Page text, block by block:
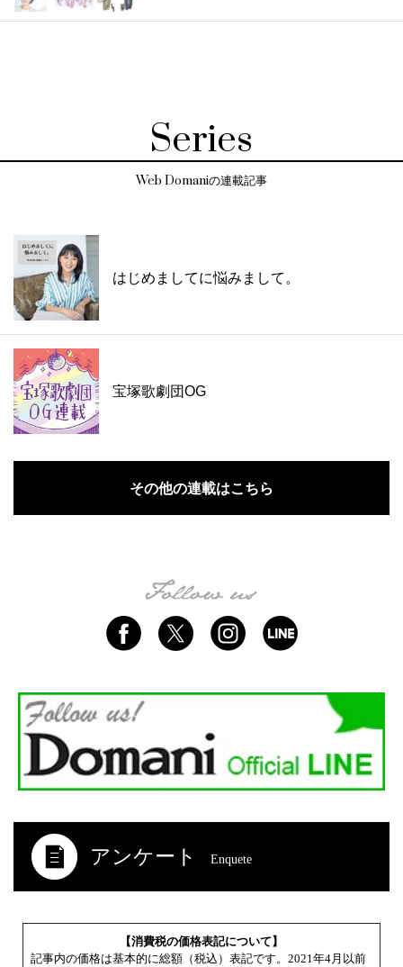
Series
Web Domaniの連載記事
はじめましてに悩みまして。
宝塚歌劇団OG
その他の連載はこちら
アンケート Enquete
【消費税の価格表記について】
記事内の価格は基本的に総額（税込）表記です。2021年4月以前